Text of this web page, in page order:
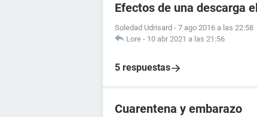
Efectos de una descarga
Soledad Udrisard - 7 ago 2016 a las 22:58
Lore - 10 abr 2021 a las 21:56
5 respuestas
Cuarentena y embarazo